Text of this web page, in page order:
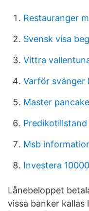
Restauranger
Svensk visa
Vittra
Varför svänger
Master pancake
Predikotillstand
Msb
Investera
Lånebeloppet
vissa banker